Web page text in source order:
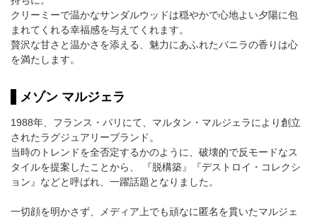
クリーミーで温かなサンダルウッドは穏やかで心地よい夕陽に包
まれてくれる幸福感を与えてくれます。
贅沢な甘さと温かさを添える、魅力にあふれたバニラの香りは心
を満たします。
メゾン マルジェラ
1988年、フランス・パリにて、マルタン・マルジェラにより創立
されたラグジュアリーブランド。
当時のトレンドを全否定するかのように、破壊的で反モードなス
タイルを提案したことから、 『脱構築』『デストロイ・コレクシ
ョン』などと呼ばれ、一躍話題となりました。
一切顔を明かさず、メディア上でも頑なに匿名を貫いたマルジェ